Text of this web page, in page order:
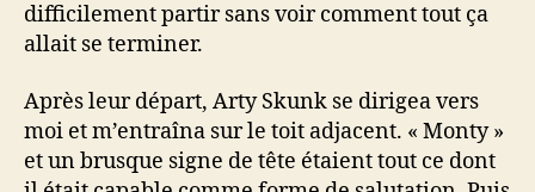
difficilement partir sans voir comment tout ça
allait se terminer.
Après leur départ, Arty Skunk se dirigea vers
moi et m’entraîna sur le toit adjacent. « Monty »
et un brusque signe de tête étaient tout ce dont